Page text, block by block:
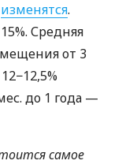
изменятся.
Средняя
от 3
до 1 года —
самое